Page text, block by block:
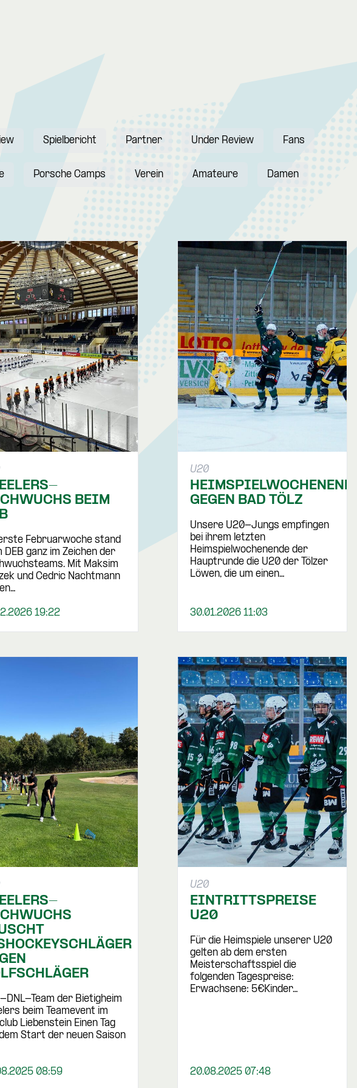
Spielbericht Partner Under Review Fans
Porsche Camps Verein Amateure Damen
BEIM
Februarwoche stand
DEB ganz im Zeichen der
Mit Maksim
und Cedric Nachtmann
19:22
U20
GEGEN BAD TÖLZ
Unsere U20-Jungs empfingen
bei ihrem letzten
Heimspielwochenende der
Hauptrunde die U20 der Tölzer
Löwen, die um einen…
30.01.2026 11:03
DNL-Team der Bietigheim
beim Teamevent im
Liebenstein Einen Tag
Start der neuen Saison
08:59
U20
EINTRITTSPREISE
U20
Für die Heimspiele unserer U20
gelten ab dem ersten
Meisterschaftsspiel die
folgenden Tagespreise:
Erwachsene: 5€Kinder…
20.08.2025 07:48